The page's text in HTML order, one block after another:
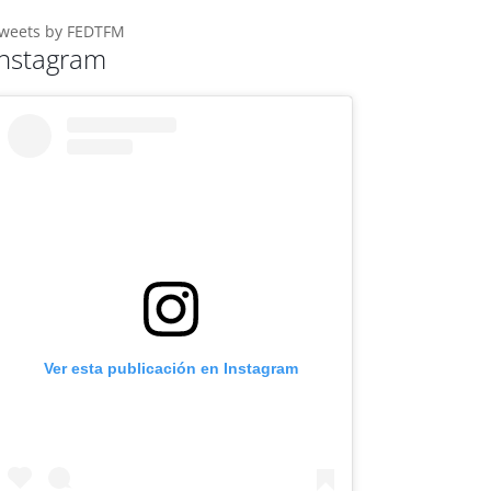
by FEDTFM
Ver esta publicación en Instagram